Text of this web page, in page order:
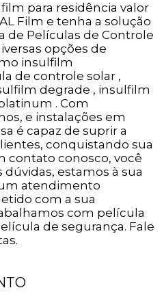
para residência valor
Film e tenha a solução
de Películas de Controle
opções de
insulfilm
de controle solar ,
degrade , insulfilm
. Com
e instalações em
é capaz de suprir a
conquistando sua
contato conosco, você
estamos à sua
atendimento
com a sua
com película
de segurança. Fale